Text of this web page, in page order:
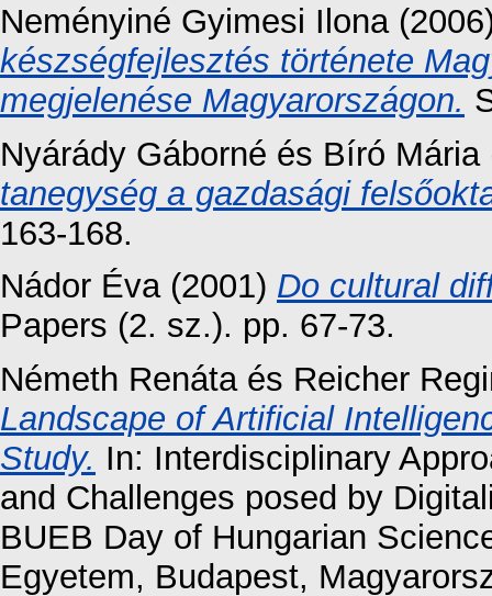
Neményiné Gyimesi Ilona
készségfejlesztés története
megjelenése Magyarországon.
Nyárády Gáborné és Bíró Mária
tanegység a gazdasági
163-168.
Nádor Éva(2001) Do cultural
Papers (2. sz.). pp. 67-73.
Németh Renátaés Reicher
Landscape of Artificial
Study. In: Interdisciplinary
and Challenges posed by
BUEB Day of Hungarian
Egyetem, Budapest,